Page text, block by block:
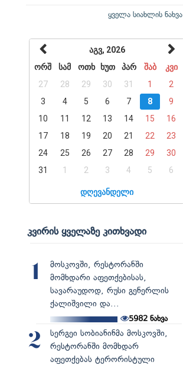
ყველა სიახლის ნახვა
აგვ, 2026
ორშ
სამ ოთხ ხუთ პარ შაბ
კვი
27
28 29 30 31 1
2
3
4 5 6 7 8
9
10
11 12 13 14 15
16
17
18 19 20 21 22
23
24
25 26 27 28 29
30
31
1 2 3 4 5 6
დღევანდელი
კვირის ყველაზე კითხვადი
1
მოსკოვში, რესტორანში
მომხდარი აფეთქებისას,
სავარაუდოდ, რუსი გენერლის
ქალიშვილი და...
5982 ნახვა
2
სერგეი სობიანინმა მოსკოვში,
რესტორანში მომხდარ
აფეთქებას ტერორისტული